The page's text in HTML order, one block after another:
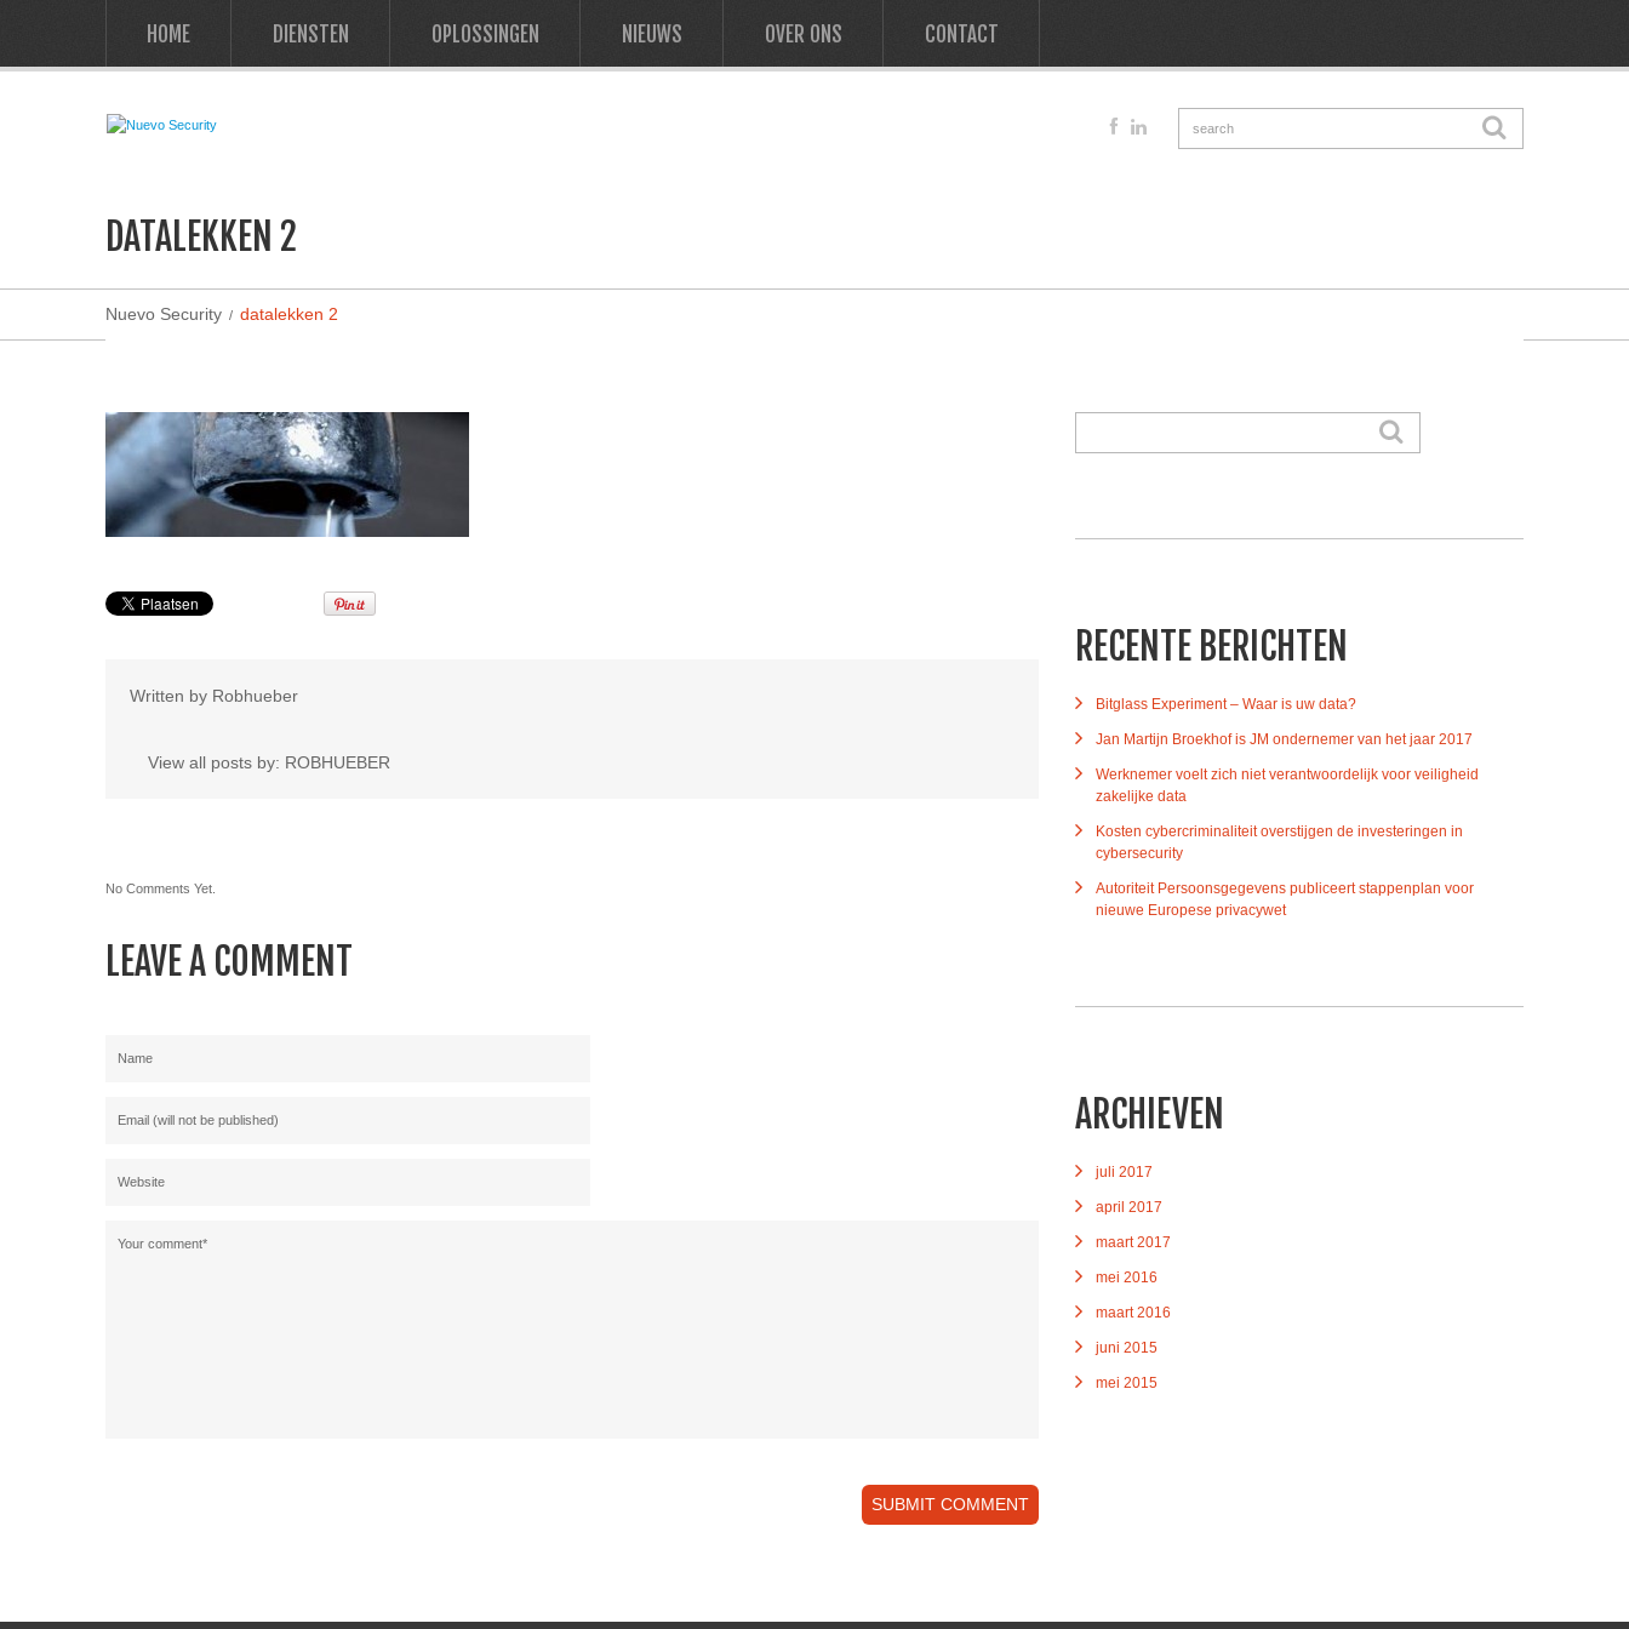
HOME DIENSTEN OPLOSSINGEN NIEUWS OVER ONS CONTACT
DATALEKKEN 2
Nuevo Security datalekken 2
Written by Robhueber
View all posts by: ROBHUEBER
No Comments Yet.
LEAVE A COMMENT
RECENTE BERICHTEN
Bitglass Experiment – Waar is uw data?
Jan Martijn Broekhof is JM ondernemer van het jaar 2017
Werknemer voelt zich niet verantwoordelijk voor veiligheid
zakelijke data
Kosten cybercriminaliteit overstijgen de investeringen in
cybersecurity
Autoriteit Persoonsgegevens publiceert stappenplan voor
nieuwe Europese privacywet
ARCHIEVEN
juli 2017
april 2017
maart 2017
mei 2016
maart 2016
juni 2015
mei 2015